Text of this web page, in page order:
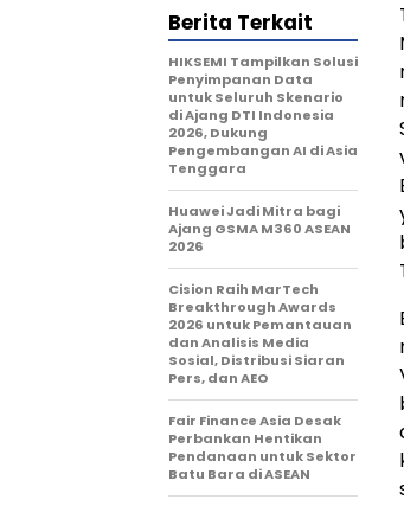
Berita Terkait
HIKSEMI Tampilkan Solusi
Penyimpanan Data
untuk Seluruh Skenario
di Ajang DTI Indonesia
2026, Dukung
Pengembangan AI di Asia
Tenggara
Huawei Jadi Mitra bagi
Ajang GSMA M360 ASEAN
2026
Cision Raih MarTech
Breakthrough Awards
2026 untuk Pemantauan
dan Analisis Media
Sosial, Distribusi Siaran
Pers, dan AEO
Fair Finance Asia Desak
Perbankan Hentikan
Pendanaan untuk Sektor
Batu Bara di ASEAN